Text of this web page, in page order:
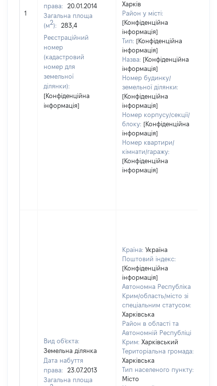
1
права:
20.01.2014
Загальна площа
(м2):
283,4
Реєстраційний
номер
(кадастровий
номер для
земельної
ділянки):
[Конфіденційна
інформація]
Харків
Район у місті:
[Конфіденційна
інформація]
Тип: [Конфіденційна
інформація]
Назва: [Конфіденційна
інформація]
Номер будинку/
земельної ділянки:
[Конфіденційна
інформація]
Номер корпусу/секції/
блоку: [Конфіденційна
інформація]
Номер квартири/
кімнати/гаражу:
[Конфіденційна
інформація]
Вид об'єкта:
Земельна ділянка
Дата набуття
права:
23.07.2013
Загальна площа
Країна: Україна
Поштовий індекс:
[Конфіденційна
інформація]
Автономна Республіка
Крим/область/місто зі
спеціальним статусом:
Харківська
Район в області та
Автономній Республіці
Крим: Харківський
Територіальна громада:
Харківська
Тип населеного пункту:
Місто